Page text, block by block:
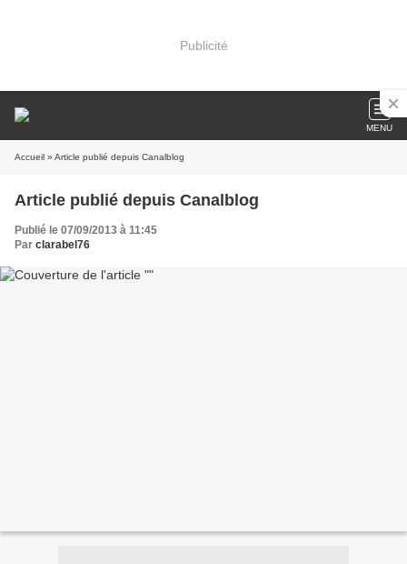
Publicité
MENU
Accueil » Article publié depuis Canalblog
Article publié depuis Canalblog
Publié le 07/09/2013 à 11:45
Par clarabel76